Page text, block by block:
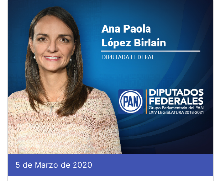
5 de Marzo de 2020